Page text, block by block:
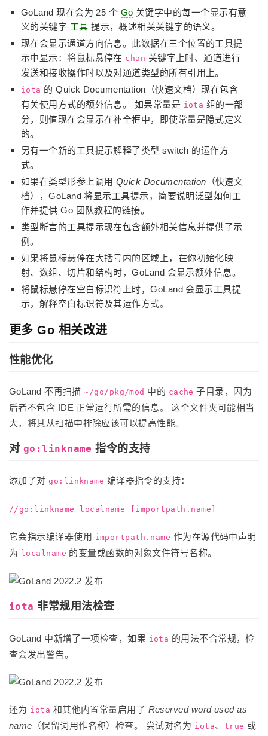
GoLand 现在会为 25 个 Go 关键字中的每一个显示有意
义的关键字 工具 提示，概述相关关键字的语义。
现在会显示通道方向信息。此数据在三个位置的工具提
示中显示：将鼠标悬停在 chan 关键字上时、通道进行
发送和接收操作时以及对通道类型的所有引用上。
iota 的 Quick Documentation（快速文档）现在包含
有关使用方式的额外信息。 如果常量是 iota 组的一部
分，则值现在会显示在补全框中，即使常量是隐式定义
的。
另有一个新的工具提示解释了类型 switch 的运作方
式。
如果在类型形参上调用 Quick Documentation （快速文
档），GoLand 将显示工具提示，简要说明泛型如何工
作并提供 Go 团队教程的链接。
类型断言的工具提示现在包含额外相关信息并提供了示
例。
如果将鼠标悬停在大括号内的区域上，在你初始化映
射、数组、切片和结构时，GoLand 会显示额外信息。
将鼠标悬停在空白标识符上时，GoLand 会显示工具提
示，解释空白标识符及其运作方式。
更多 Go 相关改进
性能优化
GoLand 不再扫描~/go/pkg/mod 中的 cache 子目录，因为
后者不包含 IDE 正常运行所需的信息。 这个文件夹可能相当
大，将其从扫描中排除应该可以提高性能。
对 go:linkname 指令的支持
添加了对go:linkname 编译器指令的支持：
//go:linkname localname [importpath.name]
它会指示编译器使用 importpath.name 作为在源代码中声明
为 localname 的变量或函数的对象文件符号名称。
iota 非常规用法检查
GoLand 中新增了一项检查，如果 iota 的用法不合常规，检
查会发出警告。
还为 iota 和其他内置常量启用了 Reserved word used as
name （保留词用作名称）检查。 尝试对名为 iota、 true 或